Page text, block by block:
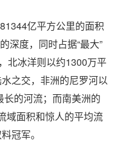
亿平方公里的面积
深度，同时占据“最大”
北冰洋则以约1300万平
之交，非洲的尼罗河以
的河流；而南美洲的
域面积和惊人的平均流
冠军。